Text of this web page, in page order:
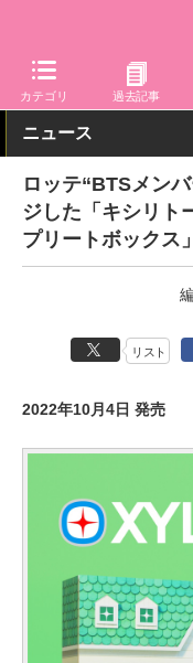
カテゴリ 過去記事
グルメ Watch 菓子・ス
ニュース
ロッテ“BTSメン
ジした「キシリト
プリートボックス
リスト
2022年10月4日 発売